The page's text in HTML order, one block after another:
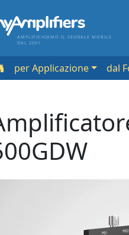
AMPLIFICHIAMO IL SEGNALE MOBILE
DAL 2001
per Applicazione dal